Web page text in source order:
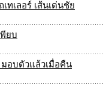
ทเลอร์ เส้นเด่นชัย
ยบ
อบตัวแล้วเมื่อคืน